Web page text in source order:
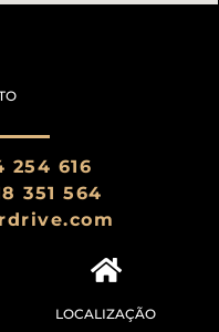
LOCALIZAÇÃO
254 616
351 564